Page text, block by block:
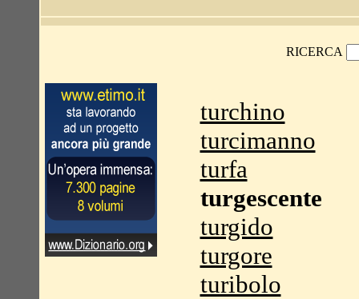
RICERCA
turchino
turcimanno
turfa
turgescente
turgido
turgore
turibolo